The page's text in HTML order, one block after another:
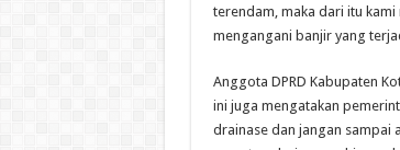
terendam, maka dari itu
mengangani banjir yang
Anggota DPRD Kabupaten
ini juga mengatakan
drainase dan jangan sampai